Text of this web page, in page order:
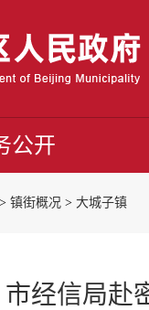
公开
> 镇街概况 > 大城子镇
市经信局赴